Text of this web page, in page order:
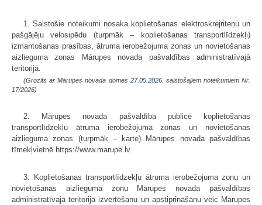
1. Saistošie noteikumi nosaka koplietošanas elektroskrejriteņu un
pašgājēju velosipēdu (turpmāk – koplietošanas transportlīdzekļi)
izmantošanas prasības, ātruma ierobežojuma zonas un novietošanas
aizlieguma zonas Mārupes novada pašvaldības administratīvajā
teritorijā.
(Grozīts ar Mārupes novada domes 27.05.2026. saistošajiem noteikumiem Nr.
17/2026)
2. Mārupes novada pašvaldība publicē koplietošanas
transportlīdzekļu ātruma ierobežojuma zonas un novietošanas
aizlieguma zonas (turpmāk – karte) Mārupes novada pašvaldības
tīmekļvietnē https://www.marupe.lv.
3. Koplietošanas transportlīdzekļu ātruma ierobežojuma zonu un
novietošanas aizlieguma zonu Mārupes novada pašvaldības
administratīvajā teritorijā izvērtēšanu un apstiprināšanu veic Mārupes